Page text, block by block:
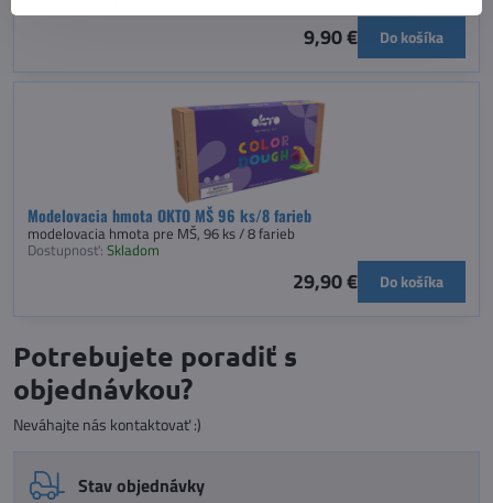
9,90 € Do košíka
Modelovacia hmota OKTO MŠ 96 ks/8 farieb
modelovacia hmota pre MŠ, 96 ks / 8 farieb
Dostupnosť: Skladom
29,90 € Do košíka
Potrebujete poradiť s
objednávkou?
Neváhajte nás kontaktovať :)
Stav objednávky